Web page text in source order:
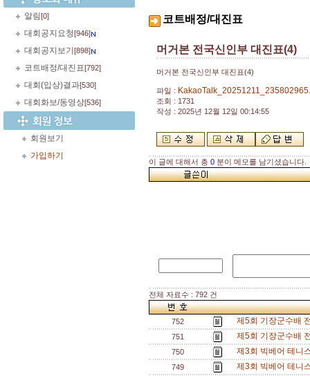
알림[0]
대회공지요청[946]
대회공지보기 [898]
코트배정/대진표[792]
대회(입상)결과[530]
대회화보/동영상[536]
회원보기
가입하기
코트배정/대진표
머거본 전국신인부 대진표(4)
머거본 전국신인부 대진표(4)
파일 :
조회 : 1731
작성 : 2025년 12월 12일 00:14:55
이 글에 대해서 총 0 분이 메모를 남기셨습니다.
전체 자료수 : 792 건
752 제5회 기장군수배
751 제5회 기장군수배
750 제3회 빅베어 테니
749 제3회 빅베어 테니